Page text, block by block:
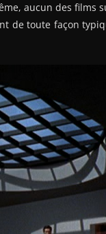
aucun des films
de toute façon